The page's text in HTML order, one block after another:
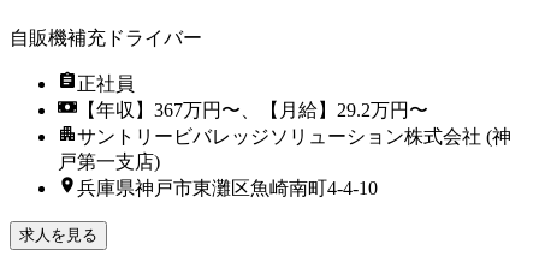
自販機補充ドライバー
正社員
【年収】367万円〜、【月給】29.2万円〜
サントリービバレッジソリューション株式会社 (神
戸第一支店)
兵庫県神戸市東灘区魚崎南町4-4-10
求人を見る